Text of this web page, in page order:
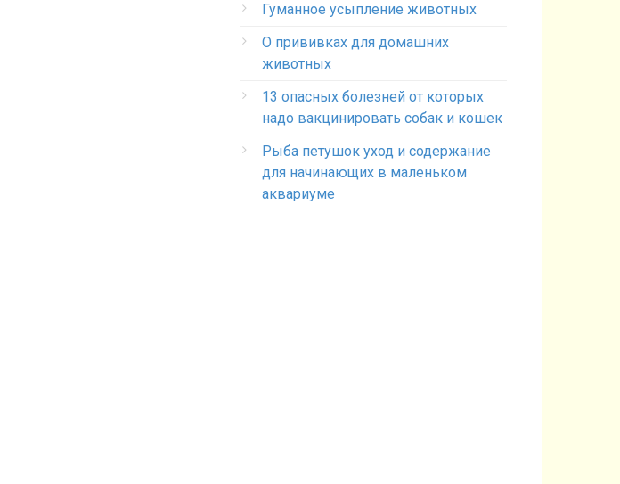
Гуманное усыпление животных
О прививках для домашних
животных
13 опасных болезней от которых
надо вакцинировать собак и кошек
Рыба петушок уход и содержание
для начинающих в маленьком
аквариуме